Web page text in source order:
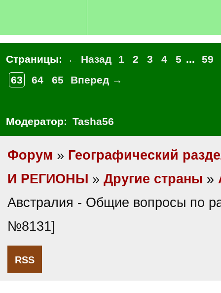
Страницы: ← Назад 1 2 3 4 5 ...
59
63
64 65 Вперед →
Модератор: Tasha56
Форум » Географический
И РЕГИОНЫ » Другие страны »
Австралия - Общие вопросы по
№8131]
RSS